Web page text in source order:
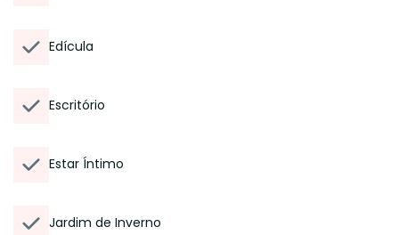
Edícula
Escritório
Estar Íntimo
Jardim de Inverno